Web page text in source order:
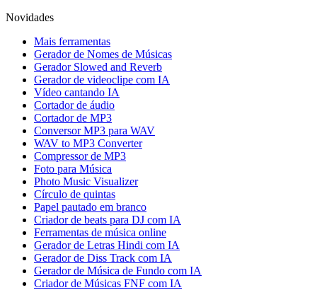
Novidades
Mais ferramentas
Gerador de Nomes de Músicas
Gerador Slowed and Reverb
Gerador de videoclipe com IA
Vídeo cantando IA
Cortador de áudio
Cortador de MP3
Conversor MP3 para WAV
WAV to MP3 Converter
Compressor de MP3
Foto para Música
Photo Music Visualizer
Círculo de quintas
Papel pautado em branco
Criador de beats para DJ com IA
Ferramentas de música online
Gerador de Letras Hindi com IA
Gerador de Diss Track com IA
Gerador de Música de Fundo com IA
Criador de Músicas FNF com IA